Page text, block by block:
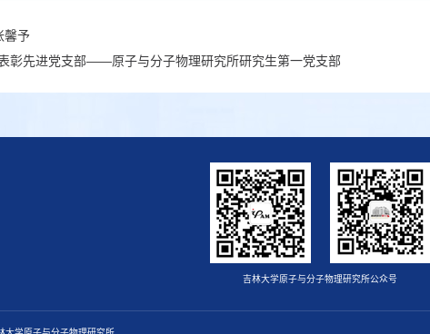
馨予
彰先进党支部——原子与分子物理研究所研究生第一党支部
吉林大学原子与分子物理研究所公众号